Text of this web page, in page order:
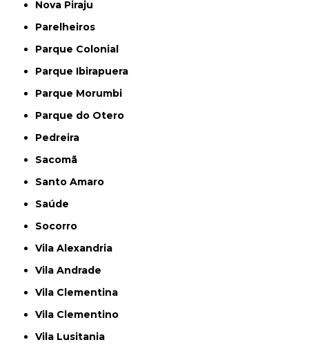
Nova Piraju
Parelheiros
Parque Colonial
Parque Ibirapuera
Parque Morumbi
Parque do Otero
Pedreira
Sacomã
Santo Amaro
Saúde
Socorro
Vila Alexandria
Vila Andrade
Vila Clementina
Vila Clementino
Vila Lusitania